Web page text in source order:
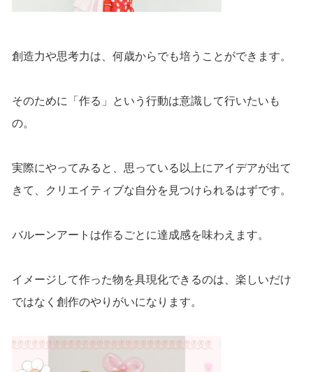
創造力や思考力は、何歳からでも培うことができます。
そのために「作る」という行動は意識して行いたいも
の。
実際にやってみると、思っている以上にアイデアが出て
きて、クリエイティブな自分を見つけられるはずです。
バルーンアートは作るごとに達成感を味わえます。
イメージして作った物を具現化できるのは、楽しいだけ
ではなく創作のやりがいになります。